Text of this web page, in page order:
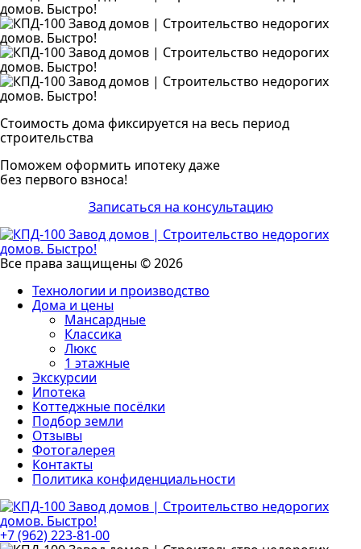
Стоимость дома фиксируется на весь период
строительства
Поможем оформить ипотеку даже
без первого взноса!
Записаться на консультацию
Все права защищены © 2026
Технологии и производство
Дома и цены
Мансардные
Классика
Люкс
1 этажные
Экскурсии
Ипотека
Коттеджные посёлки
Подбор земли
Отзывы
Фотогалерея
Контакты
Политика конфиденциальности
+7 (962) 223-81-00